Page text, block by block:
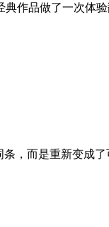
作品做了一次体
，而是重新变成